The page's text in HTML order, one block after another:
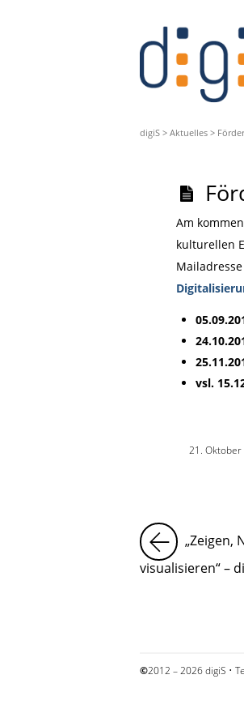
digiS > Aktuelles >
Am
kulturellen
vsl.
21. Oktober
„Zeigen,
visualisieren“ –
©2012 – 2026 digiS •